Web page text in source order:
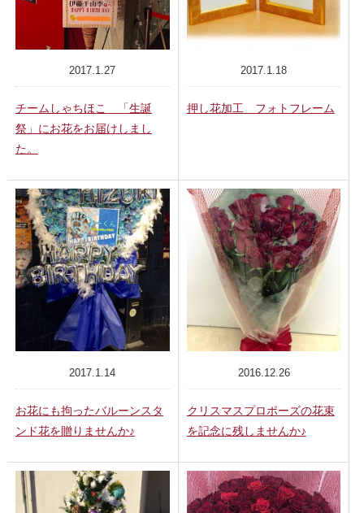
2017.1.27
チームしゃちほこ 「生誕
祭」にお花をお届けしまし
た。
2017.1.18
押し花加工 フォトフレーム
2017.1.14
お花にも拘ったバルーンスタ
ンド花を贈りませんか♪
2016.12.26
クリスマスプロポーズの花束
を記念に残しませんか♪